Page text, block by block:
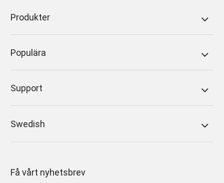
Produkter
Populära
Support
Swedish
Få vårt nyhetsbrev